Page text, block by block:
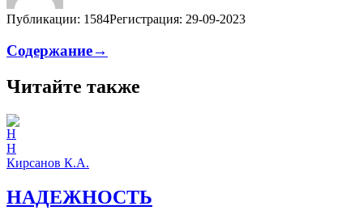
Публикации: 1584Регистрация: 29-09-2023
Содержание→
Читайте также
Н
Кирсанов К.А.
НАДЕЖНОСТЬ